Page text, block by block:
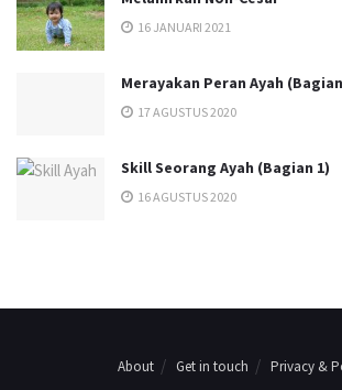
16 JANUARI 2021
Merayakan Peran Ayah
17 AGUSTUS 2020
Skill Seorang Ayah (Bagian 1)
16 AGUSTUS 2020
About Get in touch Privacy &